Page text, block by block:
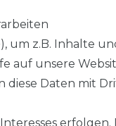
um z.B. Inhalte
auf unsere
diese Daten mit
erfolgen.